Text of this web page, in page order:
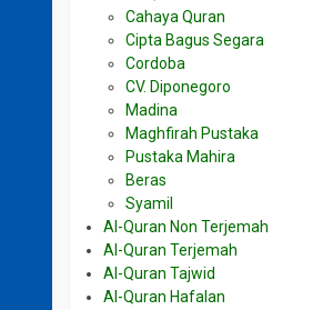
Cahaya Quran
Cipta Bagus Segara
Cordoba
CV. Diponegoro
Madina
Maghfirah Pustaka
Pustaka Mahira
Beras
Syamil
Al-Quran Non Terjemah
Al-Quran Terjemah
Al-Quran Tajwid
Al-Quran Hafalan